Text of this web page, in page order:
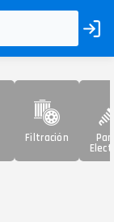
Filtración